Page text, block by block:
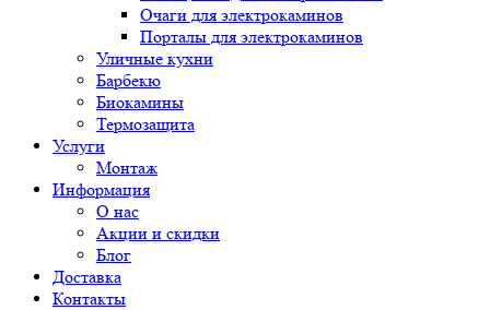
Очаги для электрокаминов
Порталы для электрокаминов
Уличные кухни
Барбекю
Биокамины
Термозащита
Услуги
Монтаж
Информация
О нас
Акции и скидки
Блог
Доставка
Контакты